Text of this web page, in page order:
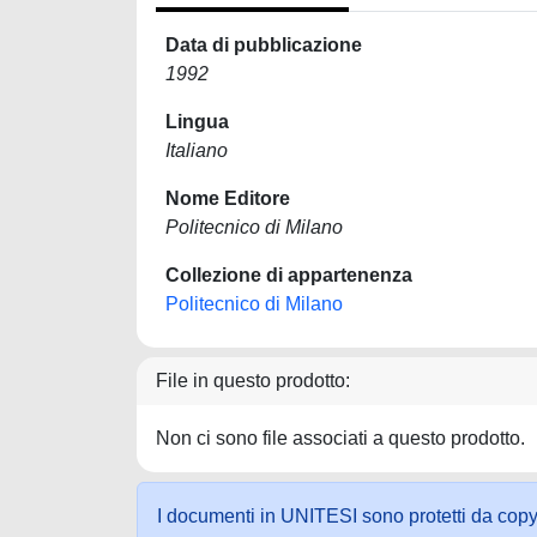
Data di pubblicazione
1992
Lingua
Italiano
Nome Editore
Politecnico di Milano
Collezione di appartenenza
Politecnico di Milano
File in questo prodotto:
Non ci sono file associati a questo prodotto.
I documenti in UNITESI sono protetti da